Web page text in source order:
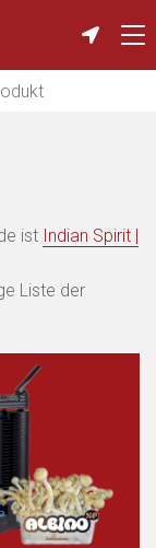
ist Indian Spirit |
Liste der